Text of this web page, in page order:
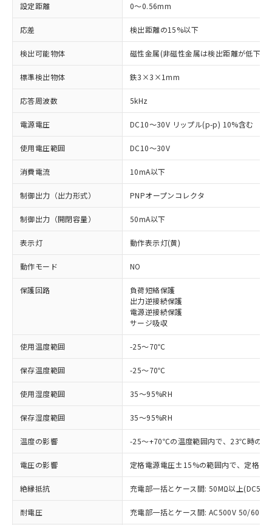
設定距離 0～0.56mm
応差 検出距離の15%以下
検出可能物体 磁性金属(非磁性金属は検出距離が低下し
標準検出物体 鉄3×3×1mm
応答周波数 5kHz
電源電圧 DC10～30V リップル(p-p) 10%含む
使用電圧範囲 DC10～30V
消費電流 10mA以下
制御出力（出力形式） PNPオープンコレクタ
制御出力（開閉容量） 50mA以下
表示灯 動作表示灯(黄)
動作モード NO
保護回路
負荷短絡保護
出力逆接続保護
電源逆接続保護
サージ吸収
使用温度範囲 -25～70℃
保存温度範囲 -25～70℃
使用湿度範囲 35～95%RH
保存湿度範囲 35～95%RH
温度の影響 -25～+70℃の温度範囲内で、23℃時の
電圧の影響 定格電源電圧±15%の範囲内で、定格電
絶縁抵抗 充電部一括とケース間: 50MΩ以上
耐電圧 充電部一括とケース間: AC500V 50/
ご利用条件
以下の条件をお読みいただき、同意のうえ
本サービスは、当社制御機器事業取扱
商品の当社在庫状況および標準価格
(税抜)を提供させていただくもので
当社制御機器事業取扱商品の中には、
本サービスの対象外となる商品もある
ことをご了承ください。
在庫状況および標準価格照会結果は、
記載している更新日時点での社内デー
タに基づき作成されるものであり、閲
対応済み：EU RoHS指令（10物質）の
非含有に対応した製品が提供可能な商品で
対応予定：EU RoHS指令（10物質）の非含
有に対応した製品に切り替える予定のある
商品です。
対応予定なし：EU RoHS指令（10物質）の
非含有に非対応の商品で、対応品を出す予
調査・確認中：EU RoHS指令（10物質）の
非含有の対応状況を調査中または確認中の
商品です。
非該当品：ライセンス料など無形物で、有
害物質有無と関係のない商品です。
仕入先様の事情により、非含有部品として
いたものが、含有品と判明した場合などや
むを得ず変更することがあります。
*EU RoHS指令（10物質）：
鉛(Pb) 1000ppm以下、 水銀(Hg) 1000ppm以下、 カド
※1 中国RoHS○×表
「○」：最大均質材料含有率が中国RoHSの
基準値以下であることを示します。
「×」：最大均質材料含有率が中国RoHSの
基準値を超えていることを示します。
「－」：未確認です。当社販売部門へお問
い合わせください。
当社は、これら貴社製品のうち、外国
為替および外国貿易法に定める商品
（以下｢規制貨物等」という）を輸出
または国外への提供する場合は、日本